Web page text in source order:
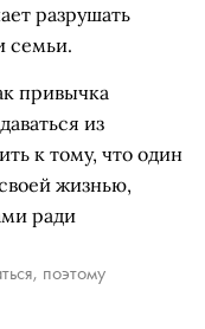
разрушать
семьи.
привычка
из
к тому, что один
жизнью,
ради
поэтому